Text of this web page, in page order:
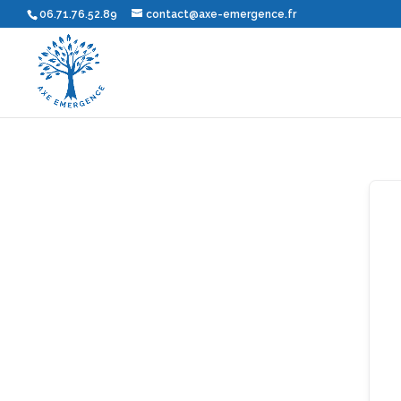
06.71.76.52.89 contact@axe-emergence.fr